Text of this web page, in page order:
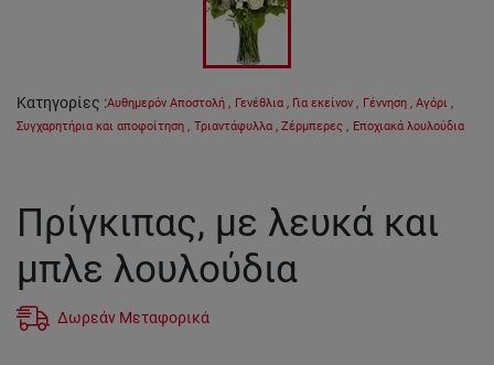
Κατηγορίες :Αυθημερόν Αποστολή , Γενέθλια , Για εκείνον , Γέννηση , Αγόρι ,
Συγχαρητήρια και αποφοίτηση , Τριαντάφυλλα , Ζέρμπερες , Εποχιακά λουλούδια
Πρίγκιπας, με λευκά και
μπλε λουλούδια
Δωρεάν Μεταφορικά